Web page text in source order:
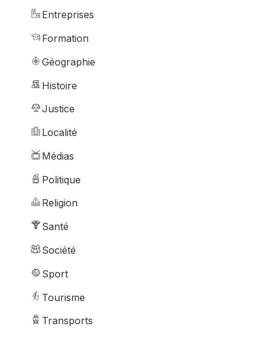
Entreprises
Formation
Géographie
Histoire
Justice
Localité
Médias
Politique
Religion
Santé
Société
Sport
Tourisme
Transports